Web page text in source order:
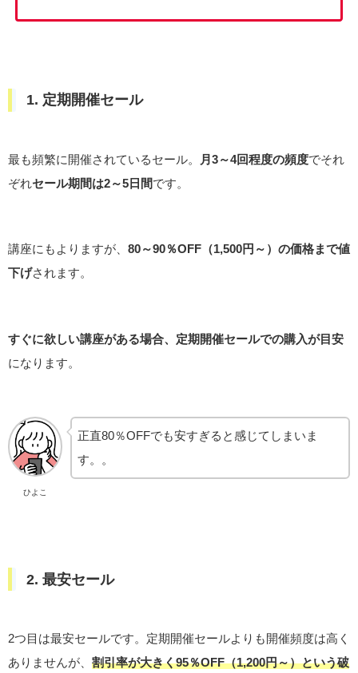
1. 定期開催セール
最も頻繁に開催されているセール。 月3～4回程度の頻度でそれ
ぞれセール期間は2～5日間です。
講座にもよりますが、 80～90％OFF（1,500円～）の価格まで値
下げされます。
すぐに欲しい講座がある場合、定期開催セールでの購入が目安
になります。
ひよこ
正直80％OFFでも安すぎると感じてしまいま
す。。
2. 最安セール
2つ目は最安セールです。定期開催セールよりも開催頻度は高く
ありませんが、 割引率が大きく95％OFF（1,200円～）という破